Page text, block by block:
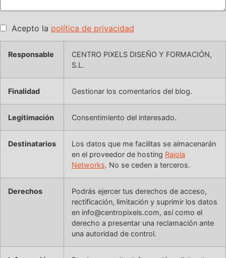
Acepto la política de privacidad
Responsable
CENTRO PIXELS DISEÑO Y FORMACIÓN,
S.L.
Finalidad Gestionar los comentarios del blog.
Legitimación Consentimiento del interesado.
Destinatarios
Los datos que me facilitas se almacenarán
en el proveedor de hosting Raiola
Networks. No se ceden a terceros.
Derechos
Podrás ejercer tus derechos de acceso,
rectificación, limitación y suprimir los datos
en info@centropixels.com, así como el
derecho a presentar una reclamación ante
una autoridad de control.